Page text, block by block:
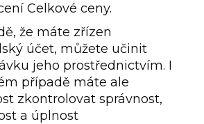
Celkové ceny.
že máte zřízen
účet, můžete učinit
jeho prostřednictvím. I
případě máte ale
zkontrolovat správnost,
a úplnost